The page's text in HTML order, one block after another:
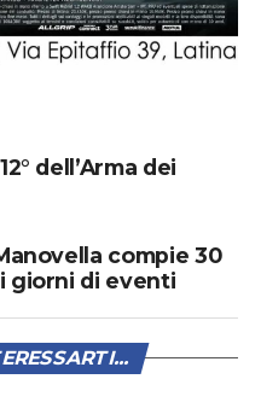
dell’Arma dei
compie 30
giorni di eventi